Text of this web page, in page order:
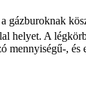
helyet. A
mennyiségű-,